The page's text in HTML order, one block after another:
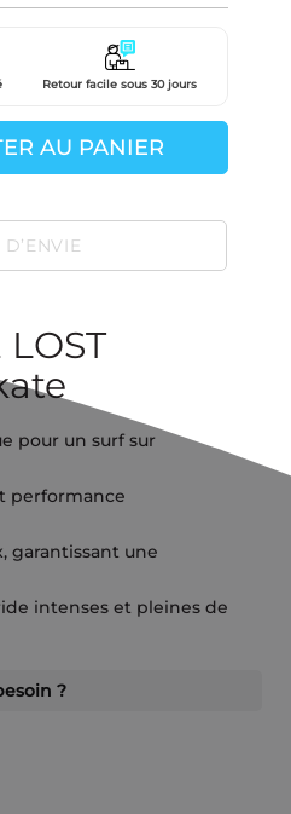
Retour facile sous 30 jours
AU PANIER
pour un surf sur
performance
garantissant une
intenses et pleines de
?